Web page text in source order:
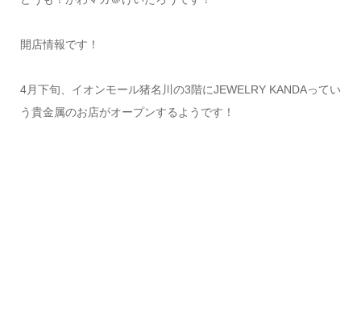
開店情報です！
4月下旬、イオンモール猪名川の3階にJEWELRY KANDAってい
う貴金属のお店がオープンするようです！